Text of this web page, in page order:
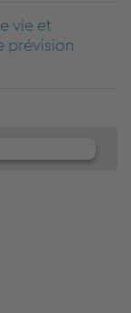
vie et
prévision
the